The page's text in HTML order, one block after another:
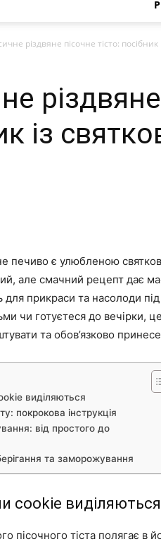
різдвяне пісочне тісто: посібник
із
печиво є улюбленою
але смачний рецепт дає
для прикраси та насолоди
чи готуєтеся до вечірки,
та обов’язково
виділяються
покрокова інструкція
від простого до
та заморожування
cookie виділяються
пісочного тіста полягає в